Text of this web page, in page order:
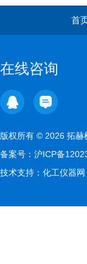
首
在线咨询
版权所有 © 2026 拓
备案号： 沪ICP备
技术支持： 化工仪器网